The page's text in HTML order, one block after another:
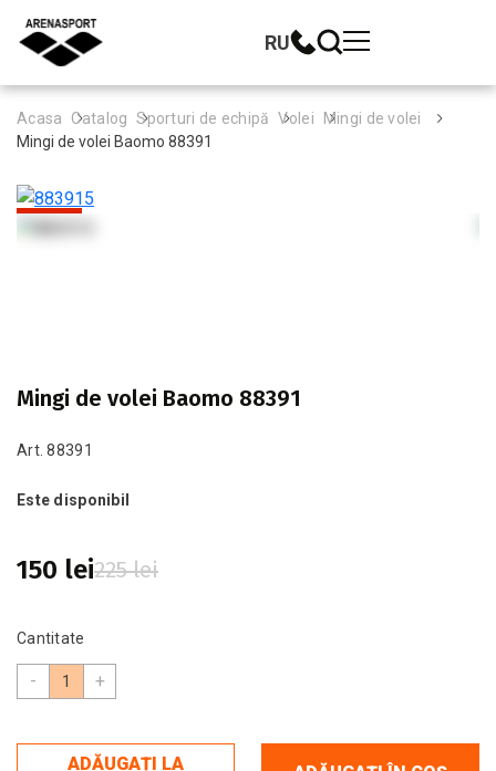
RU
Acasa Catalog Sporturi de echipă Volei
Mingi de volei
Mingi de volei Baomo 88391
-34%
Mingi de volei Baomo 88391
Art. 88391
Este disponibil
150 lei225 lei
Cantitate
- +
ADĂUGAȚI LA